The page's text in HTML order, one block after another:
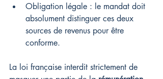
Obligation légale : le mandat doit
absolument distinguer ces deux
sources de revenus pour être
conforme.
La loi française interdit strictement de